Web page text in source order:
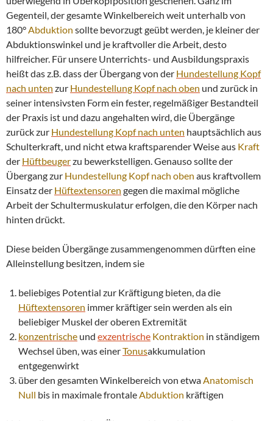
Gegenteil, der gesamte Winkelbereich weit unterhalb von
180°Abduktion sollte bevorzugt geübt werden, je kleiner der
Abduktionswinkel und je kraftvoller die Arbeit, desto
hilfreicher. Für unsere Unterrichts- und Ausbildungspraxis
heißt das z.B. dass der Übergang von der Hundestellung Kopf
nach unten zur Hundestellung Kopf nach oben und zurück in
seiner intensivsten Form ein fester, regelmäßiger Bestandteil
der Praxis ist und dazu angehalten wird, die Übergänge
zurück zur Hundestellung Kopf nach unten hauptsächlich aus
Schulterkraft, und nicht etwa kraftsparender Weise aus Kraft
der Hüftbeugerzu bewerkstelligen. Genauso sollte der
Übergang zur Hundestellung Kopf nach oben aus kraftvollem
Einsatz der Hüftextensoren gegen die maximal mögliche
Arbeit der Schultermuskulatur erfolgen, die den Körper nach
hinten drückt.
Diese beiden Übergänge zusammengenommen dürften eine
Alleinstellung besitzen, indem sie
beliebiges Potential zur Kräftigung bieten, da die
Hüftextensoren immer kräftiger sein werden als ein
beliebiger Muskel der oberen Extremität
konzentrische und exzentrische Kontraktion in ständigem
Wechsel üben, was einerTonusakkumulation
entgegenwirkt
über den gesamten Winkelbereich von etwaAnatomisch
Null bis in maximale frontaleAbduktion kräftigen